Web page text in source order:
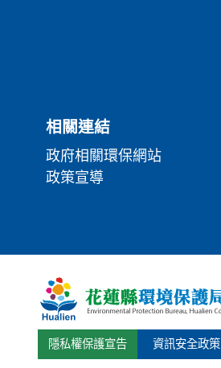
相關連結
政府相關環保網站
政策宣導
隱私權保護宣告 資訊安全政策